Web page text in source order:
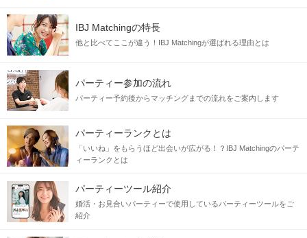
IBJ Matchingの特長
他と比べてここが違う！IBJ Matchingが選ばれる理由とは
パーティー参加の流れ
パーティー予約後からマッチングまでの流れをご案内します
パーティーランクとは
「いいね」をもらうほど出会いが広がる！？IBJ Matchingのパーテ
ィーランクとは
パーティーツール紹介
婚活・お見合いパーティーで使用しているパーティーツールをご
紹介